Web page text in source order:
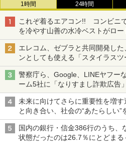
1時間 24時間
これぞ着るエアコン!! コンビニ
を冷やす山善の水冷ベストがロ
ち・ざ・ろーど！その14】【空
エレコム、ゼブラと共同開発し
ンとしても使える「スタイラス
も、持ち替えずに書き込める
警察庁ら、Google、LINEヤフー
ーム5社に「なりすまし詐欺広
真や映像を使った投資詐欺など
未来に向けてさらに重要性を増
と向き合い、社会の“あたらしい
国内の銀行・信金386行のうち、
状態だったのは26.7％にとどま